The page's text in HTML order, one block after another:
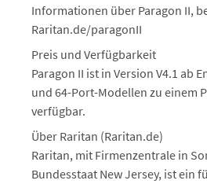
Informationen über Paragon II,
Raritan.de/paragonII
Preis und Verfügbarkeit
Paragon II ist in Version V4.1 ab
und 64-Port-Modellen zu einem
verfügbar.
Über Raritan (Raritan.de)
Raritan, mit Firmenzentrale in
Bundesstaat New Jersey, ist ein